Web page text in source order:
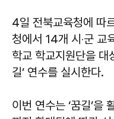
4일 전북교육청에 따
청에서 14개 시‧군 교
학교 학교지원단을 대
길’ 연수를 실시한다.
이번 연수는 ‘꿈길’을